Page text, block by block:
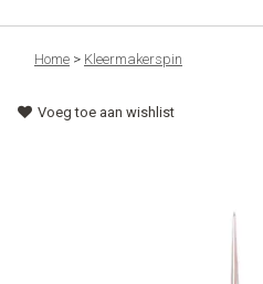
Stoffen
Fournituren
Home > Kleermakerspin
Voeg toe aan wishlist